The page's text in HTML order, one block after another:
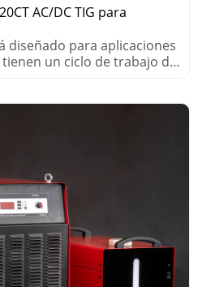
AC/DC TIG para
diseñado para aplicaciones
un ciclo de trabajo de